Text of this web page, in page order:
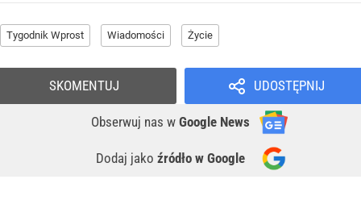
Tygodnik Wprost Wiadomości Życie
UDOSTĘPNIJ
Obserwuj nas w Google News
Dodaj jako źródło w Google
SKOMENTUJ